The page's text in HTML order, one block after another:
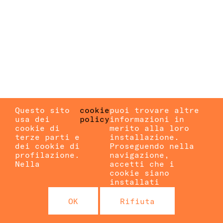
Questo sito
usa dei
cookie di
terze parti e
dei cookie di
profilazione.
Nella
cookie
policy
puoi trovare altre
informazioni in
merito alla loro
installazione.
Proseguendo nella
navigazione,
accetti che i
cookie siano
installati
OK Rifiuta